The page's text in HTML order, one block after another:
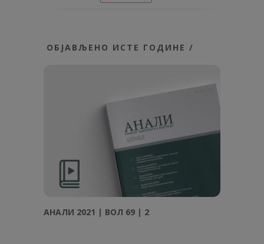
ОБЈАВЉЕНО ИСТЕ ГОДИНЕ /
АНАЛИ 2021 | ВОЛ 69 | 2